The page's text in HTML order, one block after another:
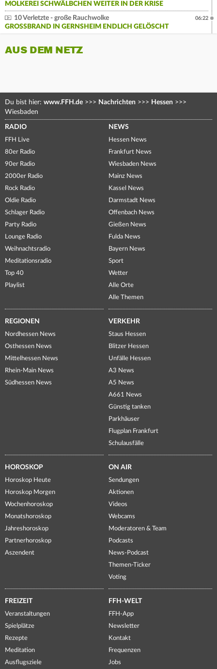
MOLKEREI SCHWÄLBCHEN WEITER IN DER KRISE
10 Verletzte - große Rauchwolke
GROSSBRAND IN GERNSHEIM ENDLICH GELÖSCHT
06:22
AUS DEM NETZ
Du bist hier: www.FFH.de >>> Nachrichten >>> Hessen >>>
Wiesbaden
RADIO
FFH Live
80er Radio
90er Radio
2000er Radio
Rock Radio
Oldie Radio
Schlager Radio
Party Radio
Lounge Radio
Weihnachtsradio
Meditationsradio
Top 40
Playlist
NEWS
Hessen News
Frankfurt News
Wiesbaden News
Mainz News
Kassel News
Darmstadt News
Offenbach News
Gießen News
Fulda News
Bayern News
Sport
Wetter
Alle Orte
Alle Themen
REGIONEN
Nordhessen News
Osthessen News
Mittelhessen News
Rhein-Main News
Südhessen News
VERKEHR
Staus Hessen
Blitzer Hessen
Unfälle Hessen
A3 News
A5 News
A661 News
Günstig tanken
Parkhäuser
Flugplan Frankfurt
Schulausfälle
HOROSKOP
Horoskop Heute
Horoskop Morgen
Wochenhoroskop
Monatshoroskop
Jahreshoroskop
Partnerhoroskop
Aszendent
ON AIR
Sendungen
Aktionen
Videos
Webcams
Moderatoren & Team
Podcasts
News-Podcast
Themen-Ticker
Voting
FREIZEIT
Veranstaltungen
Spielplätze
Rezepte
Meditation
Ausflugsziele
FFH-WELT
FFH-App
Newsletter
Kontakt
Frequenzen
Jobs